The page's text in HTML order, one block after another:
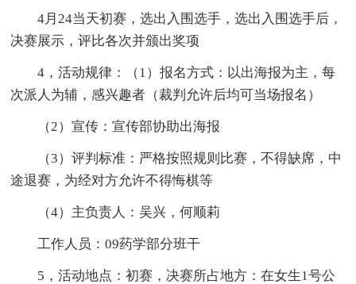
4月24当天初赛，选出入围选手，选出入围选手后，
决赛展示，评比各次并颁出奖项
4，活动规律：（1）报名方式：以出海报为主，每
次派人为辅，感兴趣者（裁判允许后均可当场报名）
（2）宣传：宣传部协助出海报
（3）评判标准：严格按照规则比赛，不得缺席，中
途退赛，为经对方允许不得悔棋等
（4）主负责人：吴兴，何顺莉
工作人员：09药学部分班干
5，活动地点：初赛，决赛所占地方：在女生1号公